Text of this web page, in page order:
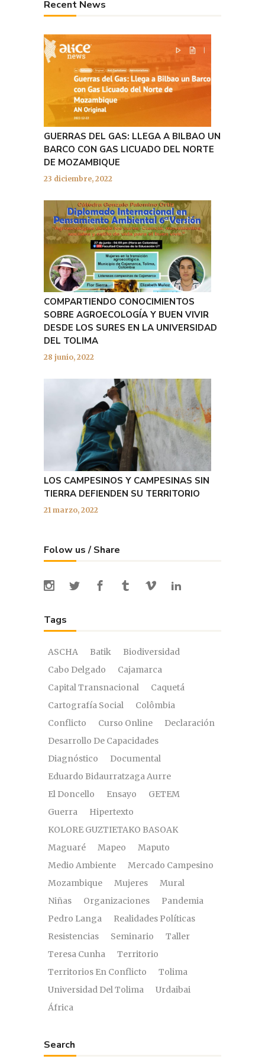
Recent News
GUERRAS DEL GAS: LLEGA A BILBAO UN
BARCO CON GAS LICUADO DEL NORTE
DE MOZAMBIQUE
23 diciembre, 2022
COMPARTIENDO CONOCIMIENTOS
SOBRE AGROECOLOGÍA Y BUEN VIVIR
DESDE LOS SURES EN LA UNIVERSIDAD
DEL TOLIMA
28 junio, 2022
LOS CAMPESINOS Y CAMPESINAS SIN
TIERRA DEFIENDEN SU TERRITORIO
21 marzo, 2022
Folow us / Share
Tags
ASCHA Batik
Biodiversidad
Cabo Delgado
Cajamarca
Capital Transnacional
Caquetá
Cartografía Social
Colômbia
Conflicto
Curso Online
Declaración
Desarrollo De Capacidades
Diagnóstico
Documental
Eduardo Bidaurratzaga Aurre
El Doncello
Ensayo
GETEM
Guerra
Hipertexto
KOLORE GUZTIETAKO BASOAK
Maguaré
Mapeo
Maputo
Medio Ambiente
Mercado Campesino
Mozambique
Mujeres
Mural
Niñas
Organizaciones
Pandemia
Pedro Langa
Realidades Políticas
Resistencias
Seminario
Taller
Teresa Cunha
Territorio
Territorios En Conflicto
Tolima
Universidad Del Tolima
Urdaibai
África
Search